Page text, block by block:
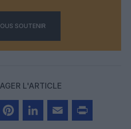
SOUTENIR
L'ARTICLE